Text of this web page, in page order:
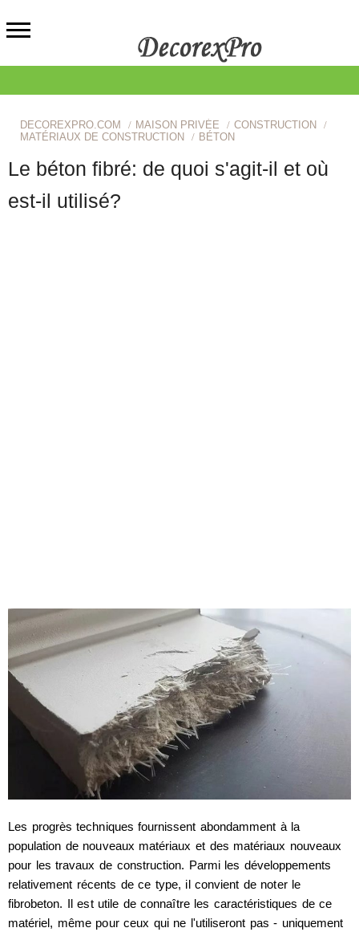
DECOREXPRO.COM MAISON PRIVÉE
CONSTRUCTION
MATÉRIAUX DE CONSTRUCTION
BÉTON
Le béton fibré: de quoi s'agit-il et où
est-il utilisé?
Les progrès techniques fournissent abondamment à la
population de nouveaux matériaux et des matériaux nouveaux
pour les travaux de construction. Parmi les développements
relativement récents de ce type, il convient de noter le
fibrobeton. Il est utile de connaître les caractéristiques de ce
matériel, même pour ceux qui ne l'utiliseront pas - uniquement